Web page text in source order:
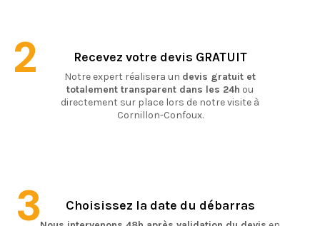
Recevez votre devis GRATUIT
Notre expert réalisera un devis gratuit et
totalement transparent dans les 24h ou
directement sur place lors de notre visite à
Cornillon-Confoux.
2
Choisissez la date du débarras
3